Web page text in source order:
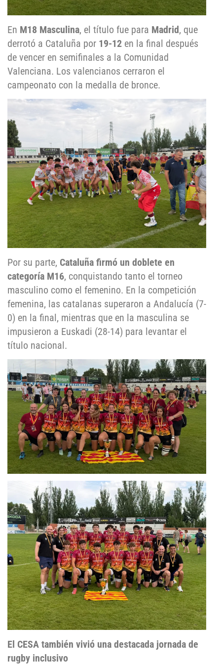
En M18 Masculina, el título fue para Madrid, que
derrotó a Cataluña por 19-12 en la final después
de vencer en semifinales a la Comunidad
Valenciana. Los valencianos cerraron el
campeonato con la medalla de bronce.
Por su parte, Cataluña firmó un doblete en
categoría M16, conquistando tanto el torneo
masculino como el femenino. En la competición
femenina, las catalanas superaron a Andalucía (7-
0) en la final, mientras que en la masculina se
impusieron a Euskadi (28-14) para levantar el
título nacional.
El CESA también vivió una destacada jornada de
rugby inclusivo